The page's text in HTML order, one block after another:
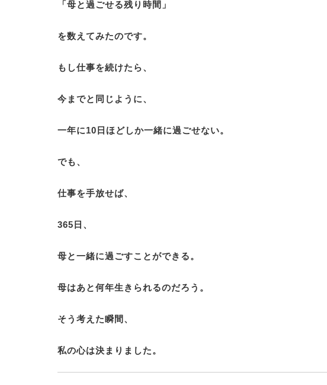
「母と過ごせる残り時間」
を数えてみたのです。
もし仕事を続けたら、
今までと同じように、
一年に10日ほどしか一緒に過ごせない。
でも、
仕事を手放せば、
365日、
母と一緒に過ごすことができる。
母はあと何年生きられるのだろう。
そう考えた瞬間、
私の心は決まりました。